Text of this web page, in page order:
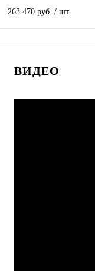
263 470 руб. / шт
ВИДЕО